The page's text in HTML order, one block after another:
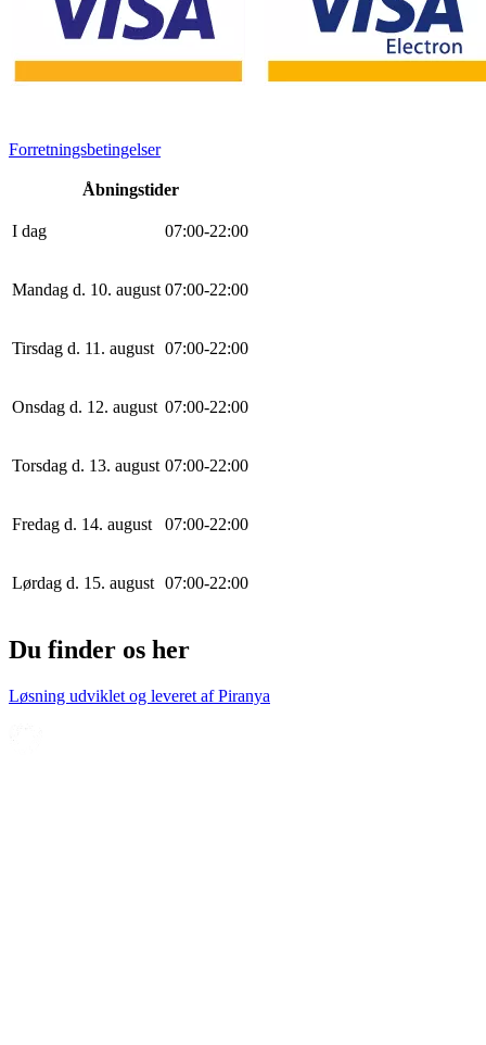
Forretningsbetingelser
Åbningstider
I dag 07:00-22:00
Mandag d. 10. august 07:00-22:00
Tirsdag d. 11. august 07:00-22:00
Onsdag d. 12. august 07:00-22:00
Torsdag d. 13. august 07:00-22:00
Fredag d. 14. august 07:00-22:00
Lørdag d. 15. august 07:00-22:00
Du finder os her
Løsning udviklet og leveret afPiranya